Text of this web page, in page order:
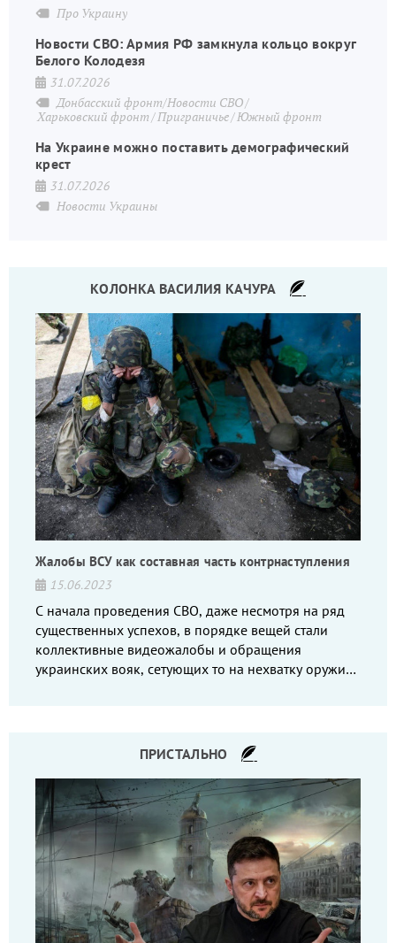
Про Украину
Новости СВО: Армия РФ замкнула кольцо вокруг
Белого Колодезя
31.07.2026
Донбасский фронт/Новости СВО
Харьковский фронт Приграничье Южный фронт
На Украине можно поставить демографический
крест
31.07.2026
Новости Украины
КОЛОНКА ВАСИЛИЯ КАЧУРА
Жалобы ВСУ как составная часть контрнаступления
15.06.2023
С начала проведения СВО, даже несмотря на ряд
существенных успехов, в порядке вещей стали
коллективные видеожалобы и обращения
украинских вояк, сетующих то на нехватку оружия,
ПРИСТАЛЬНО